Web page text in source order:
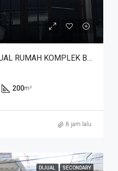
DISEWAKAN DAN DIJUAL RUMAH KOMPLEK BUDISARI HEGARMANAH SETIABUDI DKT SECAPA AD DAN YOGYA SUPERMARKET BANDUNG KOTA
200m²
8 jam lalu
DIJUAL SECONDARY